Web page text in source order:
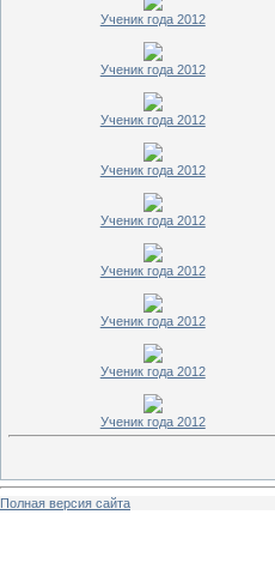
Ученик года 2012
Ученик года 2012
Ученик года 2012
Ученик года 2012
Ученик года 2012
Ученик года 2012
Ученик года 2012
Ученик года 2012
Ученик года 2012
Полная версия сайта